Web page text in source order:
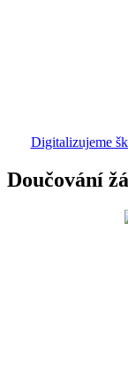
Digitalizujeme
Doučování